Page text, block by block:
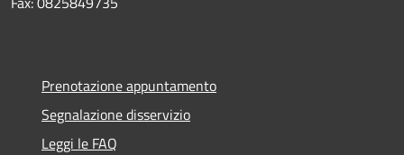
Prenotazione appuntamento
Segnalazione disservizio
Leggi le FAQ